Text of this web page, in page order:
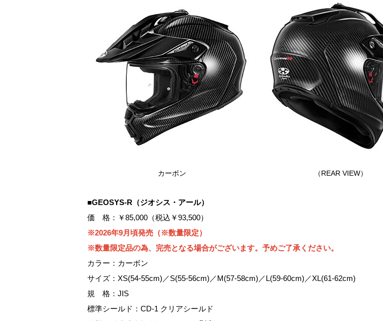
カーボン （REAR VIEW）
■GEOSYS-R（ジオシス・アール）
価 格：￥85,000（税込￥93,500）
※2026年9月頃発売（※数量限定）
※数量限定品の為、完売となる場合がございます。予めご了承ください。
カラー：カーボン
サイズ：XS(54-55cm)／S(55-56cm)／M(57-58cm)／L(59-60cm)／XL(61-62cm)
規 格：JIS
標準シールド：CD-1 クリアシールド